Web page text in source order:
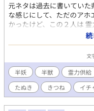
元ネタは過去に書いていた
な感じにして、ただのア
かったけど、この２人は
えちな関係』と 思ってい
います。 よろしくお願い
実年齢４桁 １８３ｃｍ
就いている。 髪が長く、
ぎているせいで、現世の事
離れしている。 杏を拾っ
格は、物静かで穏やかに見
とかいないとか。 杏（き
０歳）けど、こちらも実
文
半妖 半獣 霊力供給
たぬき
きつね イチ